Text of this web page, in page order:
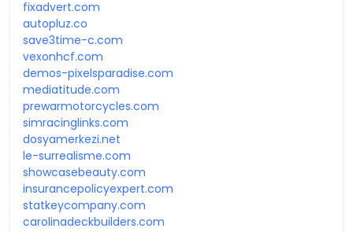
fixadvert.com
autopluz.co
save3time-c.com
vexonhcf.com
demos-pixelsparadise.com
mediatitude.com
prewarmotorcycles.com
simracinglinks.com
dosyamerkezi.net
le-surrealisme.com
showcasebeauty.com
insurancepolicyexpert.com
statkeycompany.com
carolinadeckbuilders.com